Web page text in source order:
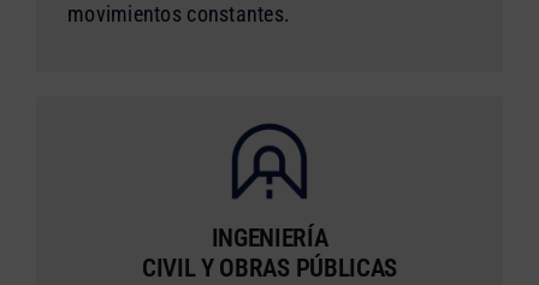
movimientos constantes.
INGENIERÍA
CIVIL Y OBRAS PÚBLICAS